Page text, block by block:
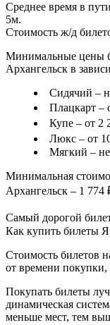
Среднее время в
5м.
Стоимость ж/д
Минимальные цены
Архангельск в
Сидячий –
Плацкарт –
Купе – от 2
Люкс – от
Мягкий –
Минимальная
Архангельск – 1 774
Самый дорогой
Как купить билеты
Стоимость билетов
от времени покупки,
Покупать билеты
динамическая
меньше мест, тем